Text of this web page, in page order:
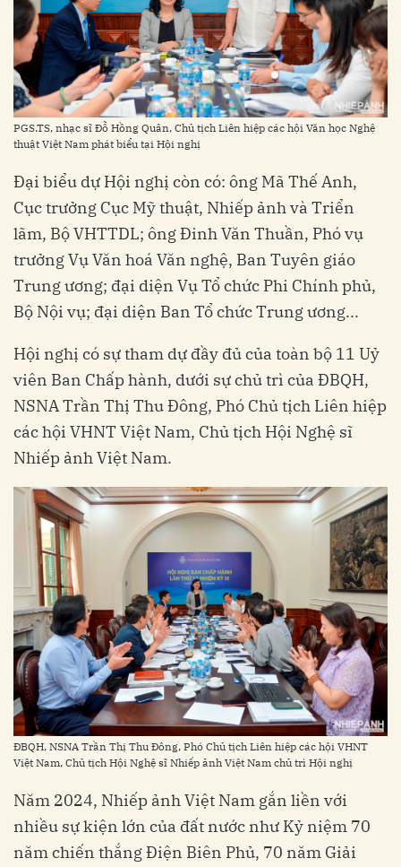
PGS.TS, nhạc sĩ Đỗ Hồng Quân, Chủ tịch Liên hiệp các hội Văn học Nghệ
thuật Việt Nam phát biểu tại Hội nghị
Đại biểu dự Hội nghị còn có: ông Mã Thế Anh,
Cục trưởng Cục Mỹ thuật, Nhiếp ảnh và Triển
lãm, Bộ VHTTDL; ông Đinh Văn Thuần, Phó vụ
trưởng Vụ Văn hoá Văn nghệ, Ban Tuyên giáo
Trung ương; đại diện Vụ Tổ chức Phi Chính phủ,
Bộ Nội vụ; đại diện Ban Tổ chức Trung ương...
Hội nghị có sự tham dự đầy đủ của toàn bộ 11 Uỷ
viên Ban Chấp hành, dưới sự chủ trì của ĐBQH,
NSNA Trần Thị Thu Đông, Phó Chủ tịch Liên hiệp
các hội VHNT Việt Nam, Chủ tịch Hội Nghệ sĩ
Nhiếp ảnh Việt Nam.
ĐBQH, NSNA Trần Thị Thu Đông, Phó Chủ tịch Liên hiệp các hội VHNT
Việt Nam, Chủ tịch Hội Nghệ sĩ Nhiếp ảnh Việt Nam chủ trì Hội nghị
Năm 2024, Nhiếp ảnh Việt Nam gắn liền với
nhiều sự kiện lớn của đất nước như Kỷ niệm 70
năm chiến thắng Điện Biên Phủ, 70 năm Giải